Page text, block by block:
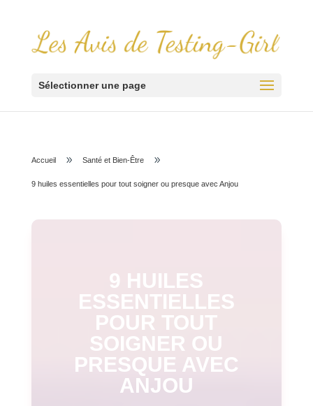
Sélectionner une page
Accueil 9 Santé et Bien-Être 9
9 huiles essentielles pour tout soigner ou presque avec Anjou
9 HUILES
ESSENTIELLES
POUR TOUT
SOIGNER OU
PRESQUE AVEC
ANJOU